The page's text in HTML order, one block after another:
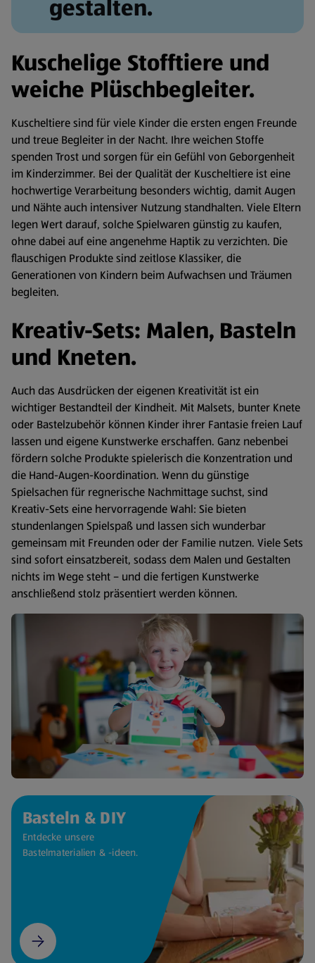
gestalten.
Kuschelige Stofftiere und
weiche Plüschbegleiter.
Kuscheltiere sind für viele Kinder die ersten engen Freunde
und treue Begleiter in der Nacht. Ihre weichen Stoffe
spenden Trost und sorgen für ein Gefühl von Geborgenheit
im Kinderzimmer. Bei der Qualität der Kuscheltiere ist eine
hochwertige Verarbeitung besonders wichtig, damit Augen
und Nähte auch intensiver Nutzung standhalten. Viele Eltern
legen Wert darauf, solche Spielwaren günstig zu kaufen,
ohne dabei auf eine angenehme Haptik zu verzichten. Die
flauschigen Produkte sind zeitlose Klassiker, die
Generationen von Kindern beim Aufwachsen und Träumen
begleiten.
Kreativ-Sets: Malen, Basteln
und Kneten.
Auch das Ausdrücken der eigenen Kreativität ist ein
wichtiger Bestandteil der Kindheit. Mit Malsets, bunter Knete
oder Bastelzubehör können Kinder ihrer Fantasie freien Lauf
lassen und eigene Kunstwerke erschaffen. Ganz nebenbei
fördern solche Produkte spielerisch die Konzentration und
die Hand-Augen-Koordination. Wenn du günstige
Spielsachen für regnerische Nachmittage suchst, sind
Kreativ-Sets eine hervorragende Wahl: Sie bieten
stundenlangen Spielspaß und lassen sich wunderbar
gemeinsam mit Freunden oder der Familie nutzen. Viele Sets
sind sofort einsatzbereit, sodass dem Malen und Gestalten
nichts im Wege steht – und die fertigen Kunstwerke
anschließend stolz präsentiert werden können.
Basteln & DIY
Entdecke unsere
Bastelmaterialien & -ideen.